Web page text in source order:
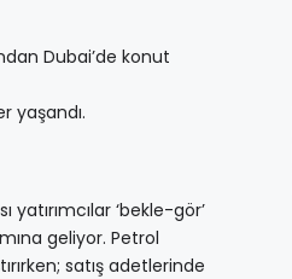
Dubai’de konut
yaşandı.
‘bekle-gör’
geliyor. Petrol
satış adetlerinde